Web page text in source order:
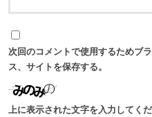
次回のコメントで使用するためブ
ス、サイトを保存する。
上に表示された文字を入力してくだ